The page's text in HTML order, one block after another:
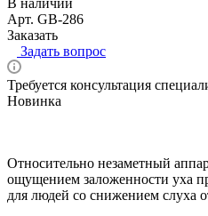
Арт. GB-286
Заказать
Задать вопрос
Требуется консультация
Новинка
Относительно незаметный
ощущением заложенности уха
для людей со снижением слуха